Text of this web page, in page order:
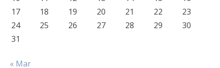
17
18 19 20 21 22
23
24
25 26 27 28 29
30
31
« Mar